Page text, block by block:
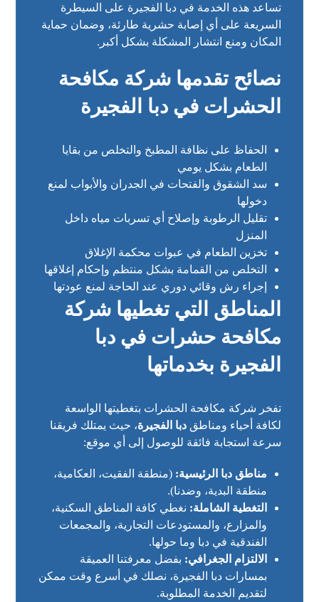
تساعد هذه الخدمة في دبا الفجيرة على السيطرة
السريعة على أي إصابة حشرية طارئة، وضمان حماية
المكان ومنع انتشار المشكلة بشكل أكبر.
نصائح تقدمها شركة مكافحة
الحشرات في دبا الفجيرة
الحفاظ على نظافة المطبخ والتخلص من بقايا
الطعام بشكل يومي
سد الشقوق والفتحات في الجدران والأبواب لمنع
دخولها
تقليل الرطوبة وإصلاح أي تسربات مياه داخل
المنزل
تخزين الطعام في عبوات محكمة الإغلاق
التخلص من القمامة بشكل منتظم وإحكام إغلاقها
إجراء رش وقائي دوري عند الحاجة لمنع عودتها
المناطق التي تغطيها شركة
مكافحة حشرات في دبا
الفجيرة بخدماتها
تفخر شركة مكافحة الحشرات بتغطيتها الواسعة
لكافة أحياء ومناطقدبا الفجيرة، حيث يمتلك فريقنا
سرعة استجابة فائقة للوصول إلى أي موقع:
مناطق دبا الرئيسية: (منطقة الفقيت، العكامية،
منطقة البدية، وضدنا).
التغطية الشاملة: نغطي كافة المناطق السكنية،
والمزارع، والمستودعات التجارية، والمجمعات
الفندقية في دبا وما حولها.
الالتزام الجغرافي: بفضل معرفتنا العميقة
بمسارات دبا الفجيرة، نصلك في أسرع وقت ممكن
لتقديم الخدمة المطلوبة.